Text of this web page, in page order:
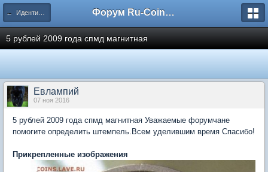
← Идентификация Форум Ru-Coin.ru
5 рублей 2009 года спмд магнитная
Евлампий
07 ноя 2016
5 рублей 2009 года спмд магнитная Уважаемые форумчане
помогите определить штемпель.Всем уделившим время Спасибо!
Прикрепленные изображения